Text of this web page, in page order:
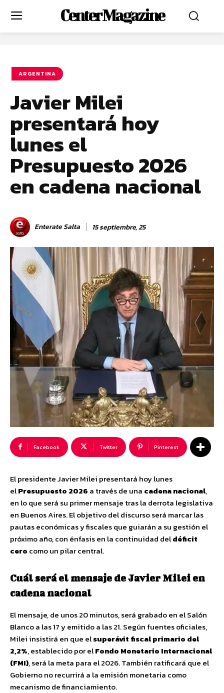
Center Magazine
ARGENTINA
Javier Milei
presentará hoy
lunes el
Presupuesto 2026
en cadena nacional
Enterate Salta 15 septiembre, 25
Facebook Twitter Pinterest
El presidente Javier Milei presentará hoy lunes
elPresupuesto 2026 a través de una cadena nacional,
en lo que será su primer mensaje tras la derrota legislativa
en Buenos Aires. El objetivo del discurso será marcar las
pautas económicas y fiscales que guiarán a su gestión el
próximo año, con énfasis en la continuidad deldéficit
cero como un pilar central.
Cuál será el mensaje de Javier Milei en
cadena nacional
El mensaje, de unos 20 minutos, será grabado en el Salón
Blanco a las 17 y emitido a las 21. Según fuentes oficiales,
Milei insistirá en que elsuperávit fiscal primario del
2,2%, establecido por elFondo Monetario Internacional
(FMI), será la meta para el 2026. También ratificará que el
Gobierno no recurrirá a la emisión monetaria como
mecanismo de financiamiento.